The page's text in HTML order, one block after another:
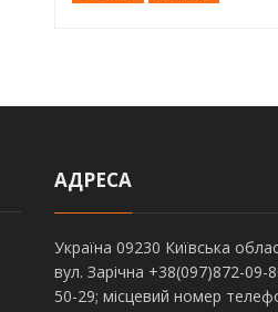
АДРЕСА
Україна 09230 Київська
вул. Зарічна +38(097)872-09-
50-29; місцевий номер